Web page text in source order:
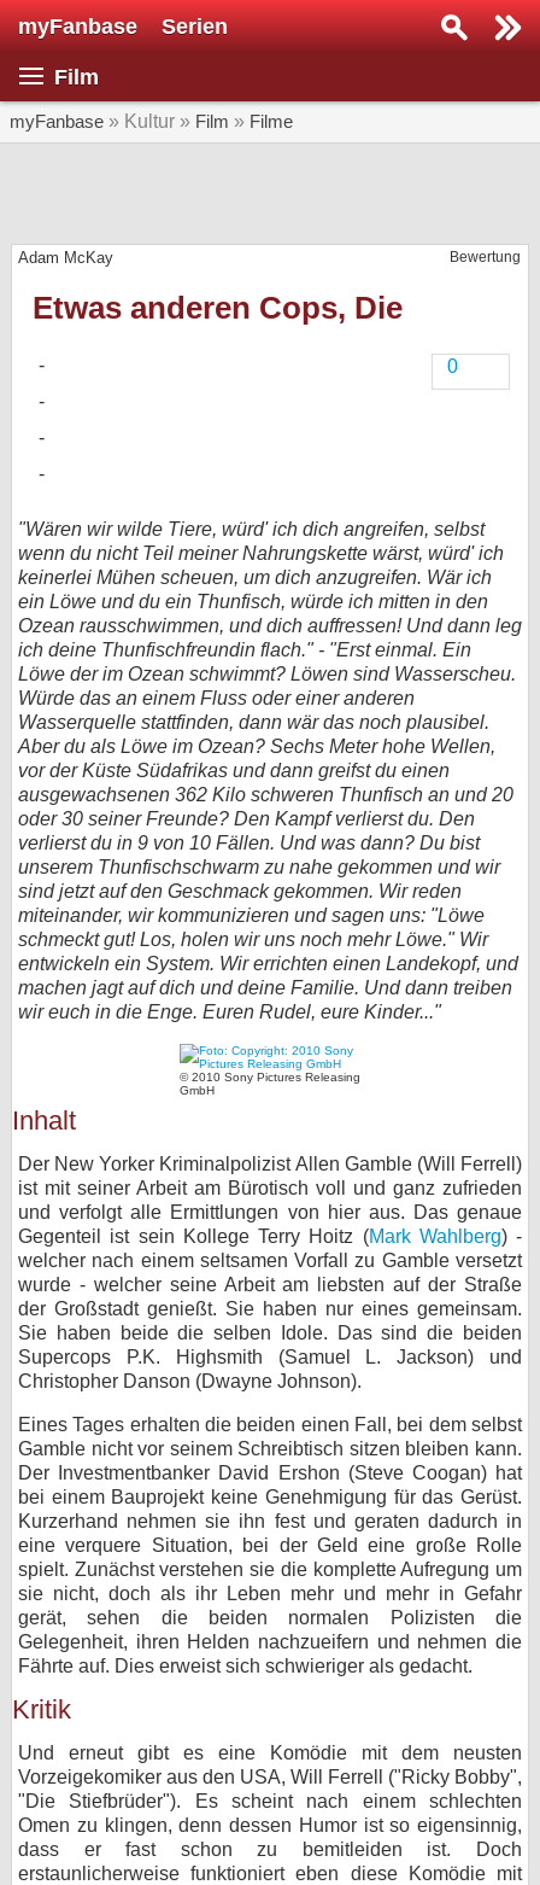
myFanbase Serien
Film
myFanbase » Kultur » Film » Filme
Bewertung
Adam McKay
Etwas anderen Cops, Die
0
"Wären wir wilde Tiere, würd' ich dich angreifen, selbst
wenn du nicht Teil meiner Nahrungskette wärst, würd' ich
keinerlei Mühen scheuen, um dich anzugreifen. Wär ich
ein Löwe und du ein Thunfisch, würde ich mitten in den
Ozean rausschwimmen, und dich auffressen! Und dann leg
ich deine Thunfischfreundin flach." - "Erst einmal. Ein
Löwe der im Ozean schwimmt? Löwen sind Wasserscheu.
Würde das an einem Fluss oder einer anderen
Wasserquelle stattfinden, dann wär das noch plausibel.
Aber du als Löwe im Ozean? Sechs Meter hohe Wellen,
vor der Küste Südafrikas und dann greifst du einen
ausgewachsenen 362 Kilo schweren Thunfisch an und 20
oder 30 seiner Freunde? Den Kampf verlierst du. Den
verlierst du in 9 von 10 Fällen. Und was dann? Du bist
unserem Thunfischschwarm zu nahe gekommen und wir
sind jetzt auf den Geschmack gekommen. Wir reden
miteinander, wir kommunizieren und sagen uns: "Löwe
schmeckt gut! Los, holen wir uns noch mehr Löwe." Wir
entwickeln ein System. Wir errichten einen Landekopf, und
machen jagt auf dich und deine Familie. Und dann treiben
wir euch in die Enge. Euren Rudel, eure Kinder..."
© 2010 Sony Pictures Releasing
GmbH
Inhalt
Der New Yorker Kriminalpolizist Allen Gamble (Will Ferrell)
ist mit seiner Arbeit am Bürotisch voll und ganz zufrieden
und verfolgt alle Ermittlungen von hier aus. Das genaue
Gegenteil ist sein Kollege Terry Hoitz (Mark Wahlberg) -
welcher nach einem seltsamen Vorfall zu Gamble versetzt
wurde - welcher seine Arbeit am liebsten auf der Straße
der Großstadt genießt. Sie haben nur eines gemeinsam.
Sie haben beide die selben Idole. Das sind die beiden
Supercops P.K. Highsmith (Samuel L. Jackson) und
Christopher Danson (Dwayne Johnson).
Eines Tages erhalten die beiden einen Fall, bei dem selbst
Gamble nicht vor seinem Schreibtisch sitzen bleiben kann.
Der Investmentbanker David Ershon (Steve Coogan) hat
bei einem Bauprojekt keine Genehmigung für das Gerüst.
Kurzerhand nehmen sie ihn fest und geraten dadurch in
eine verquere Situation, bei der Geld eine große Rolle
spielt. Zunächst verstehen sie die komplette Aufregung um
sie nicht, doch als ihr Leben mehr und mehr in Gefahr
gerät, sehen die beiden normalen Polizisten die
Gelegenheit, ihren Helden nachzueifern und nehmen die
Fährte auf. Dies erweist sich schwieriger als gedacht.
Kritik
Und erneut gibt es eine Komödie mit dem neusten
Vorzeigekomiker aus den USA, Will Ferrell ("Ricky Bobby",
"Die Stiefbrüder"). Es scheint nach einem schlechten
Omen zu klingen, denn dessen Humor ist so eigensinnig,
dass er fast schon zu bemitleiden ist. Doch
erstaunlicherweise funktioniert eben diese Komödie mit
Serie suchen...
SERIEN
Veranstaltungen
Forum
bei X
bei Facebook
Kontakt
Nutzungsbedingungen
Datenschutz
Cookie-Einstellungen
Impressum
Desktop-Ansicht
myFanbase